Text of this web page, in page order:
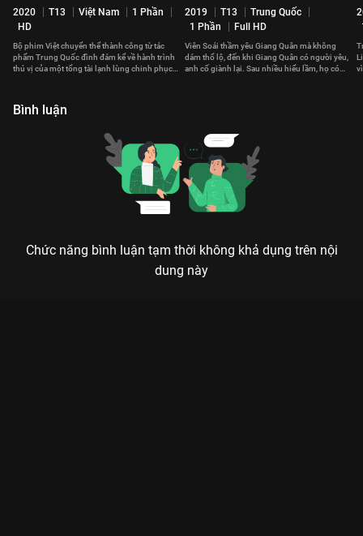
2020 T13 Việt Nam
1 Phần
HD
Bộ phim Việt chuyển thể thành công từ tác
phẩm Trung Quốc đình đám kể về hành trình
thú vị của một tổng tài lạnh lùng chinh phục
2019 T13
Trung Quốc
1 Phần
Full HD
Viên Soái thầm yêu Giang Quân mà không
dám thổ lộ, đến khi Giang Quân có người yêu,
anh cố giành lại. Sau nhiều hiểu lầm, họ có
Bình luận
Chức năng bình luận tạm thời không khả dụng trên nội
dung này